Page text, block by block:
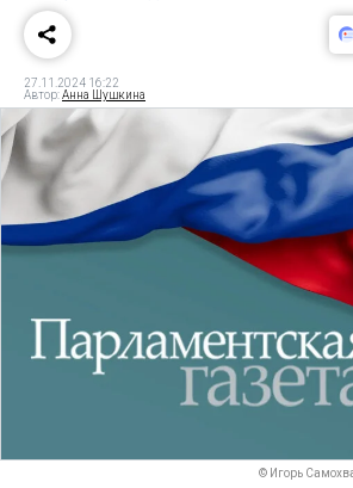
27.11.2024 16:22
Автор:Анна Шушкина
© Игорь